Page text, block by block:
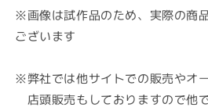
ハ
ン
ド
オ
ル・
ハ
オ
ル・
※画像は試作品のため、実際の商
ございます
※弊社では他サイトでの販売やオ
店頭販売もしておりますので他